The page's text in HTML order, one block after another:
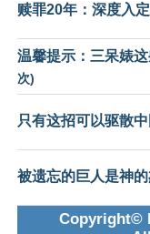
赎罪20年：深度入
温馨提示：三呆婊
次)
只有这招可以驱散
被遗忘的巨人是神
Copyright©